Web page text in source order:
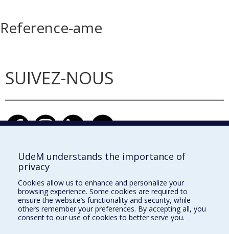
Reference-ame
SUIVEZ-NOUS
École d'architecture
École de design
École d'urbanisme et d'architecture de paysage
UdeM understands the importance of
privacy
Cookies allow us to enhance and personalize your
browsing experience. Some cookies are required to
ensure the website’s functionality and security, while
others remember your preferences. By accepting all, you
consent to our use of cookies to better serve you.